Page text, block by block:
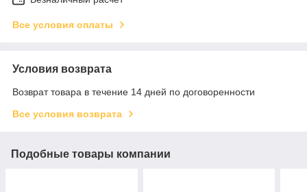
Все условия оплаты
Условия возврата
Возврат товара в течение 14 дней по договоренности
Все условия возврата
Подобные товары компании